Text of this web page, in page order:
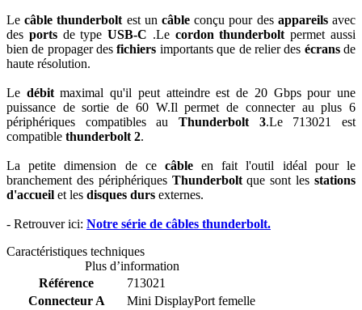
Lecâble thunderbolt est uncâble conçu pour des appareilsavec
des portsde typeUSB-C .Lecordon thunderbolt permet aussi
bien de propager des fichiers importants que de relier des écransde
haute résolution.
Le débitmaximal qu'il peut atteindre est de 20 Gbps pour une
puissance de sortie de 60 W.Il permet de connecter au plus 6
périphériques compatibles au Thunderbolt 3.Le 713021 est
compatible thunderbolt 2.
La petite dimension de ce câbleen fait l'outil idéal pour le
branchement des périphériques Thunderboltque sont lesstations
d'accueil et les disques durs externes.
- Retrouver ici: Notre série de câbles thunderbolt.
Caractéristiques techniques
Plus d’information
Référence
713021
Connecteur A
Mini DisplayPort femelle